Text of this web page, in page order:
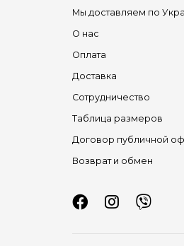
Мы доставляем по
О нас
Оплата
Доставка
Сотрудничество
Таблица размеров
Договор публичной
Возврат и обмен